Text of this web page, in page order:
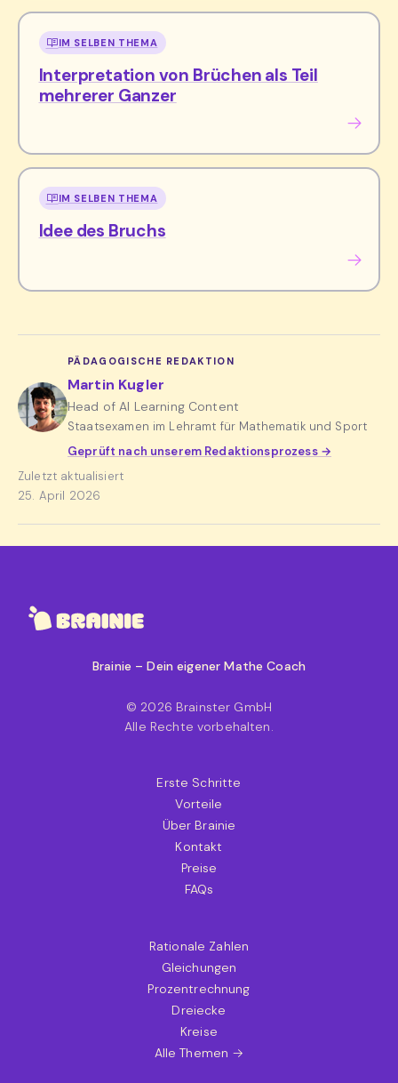
IM SELBEN THEMA
Interpretation von Brüchen als Teil
mehrerer Ganzer
IM SELBEN THEMA
Idee des Bruchs
PÄDAGOGISCHE REDAKTION
Martin Kugler
Head of AI Learning Content
Staatsexamen im Lehramt für Mathematik und Sport
Geprüft nach unserem Redaktionsprozess →
Zuletzt aktualisiert
25. April 2026
Brainie – Dein eigener Mathe Coach
© 2026 Brainster GmbH
Alle Rechte vorbehalten.
Erste Schritte
Vorteile
Über Brainie
Kontakt
Preise
FAQs
Rationale Zahlen
Gleichungen
Prozentrechnung
Dreiecke
Kreise
Alle Themen →